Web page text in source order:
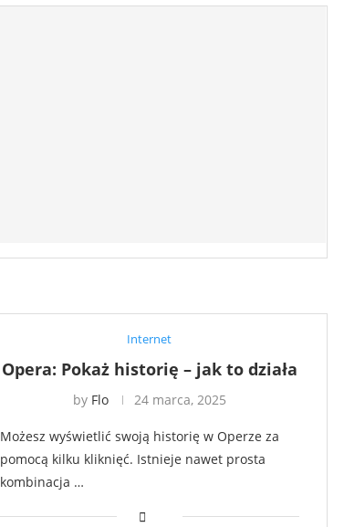
Internet
Opera: Pokaż historię – jak to działa
by Flo 24 marca, 2025
Możesz wyświetlić swoją historię w Operze za
pomocą kilku kliknięć. Istnieje nawet prosta
kombinacja …